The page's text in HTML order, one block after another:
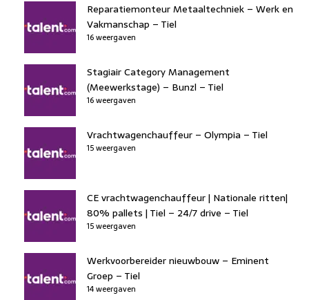
Reparatiemonteur Metaaltechniek – Werk en
Vakmanschap – Tiel
16 weergaven
Stagiair Category Management
(Meewerkstage) – Bunzl – Tiel
16 weergaven
Vrachtwagenchauffeur – Olympia – Tiel
15 weergaven
CE vrachtwagenchauffeur | Nationale ritten|
80% pallets | Tiel – 24/7 drive – Tiel
15 weergaven
Werkvoorbereider nieuwbouw – Eminent
Groep – Tiel
14 weergaven